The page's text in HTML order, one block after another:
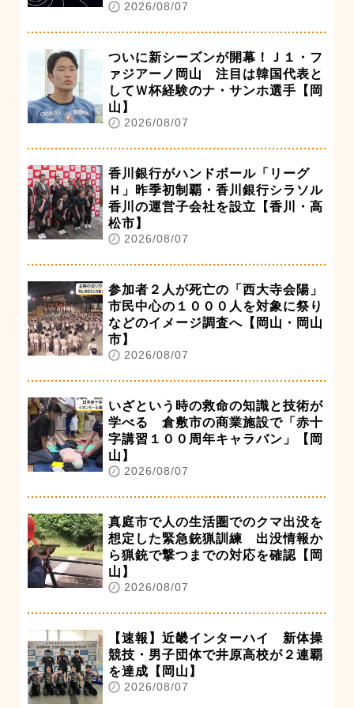
2026/08/07
ついに新シーズンが開幕！Ｊ１・フ
ァジアーノ岡山 注目は韓国代表と
してＷ杯経験のナ・サンホ選手【岡
山】
2026/08/07
香川銀行がハンドボール「リーグ
Ｈ」昨季初制覇・香川銀行シラソル
香川の運営子会社を設立【香川・高
松市】
2026/08/07
参加者２人が死亡の「西大寺会陽」
市民中心の１０００人を対象に祭り
などのイメージ調査へ【岡山・岡山
市】
2026/08/07
いざという時の救命の知識と技術が
学べる 倉敷市の商業施設で「赤十
字講習１００周年キャラバン」【岡
山】
2026/08/07
真庭市で人の生活圏でのクマ出没を
想定した緊急銃猟訓練 出没情報か
ら猟銃で撃つまでの対応を確認【岡
山】
2026/08/07
【速報】近畿インターハイ 新体操
競技・男子団体で井原高校が２連覇
を達成【岡山】
2026/08/07